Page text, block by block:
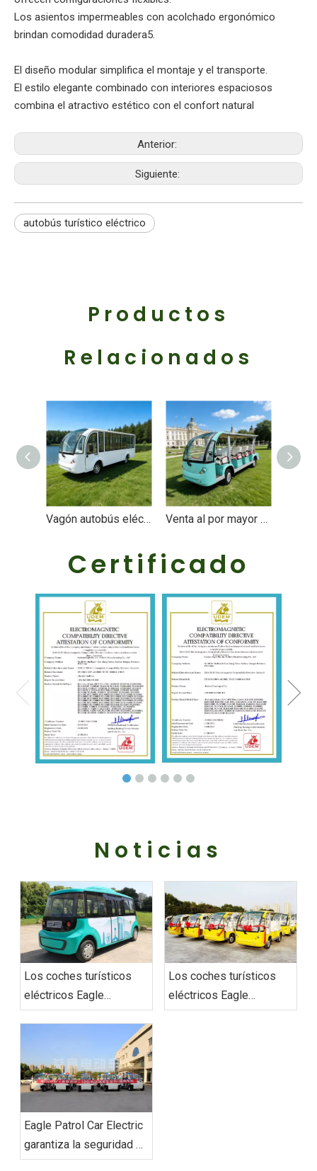
Los asientos impermeables con acolchado ergonómico
brindan comodidad duradera‌5.
El diseño modular simplifica el montaje y el transporte‌.
El estilo elegante combinado con interiores espaciosos
combina el atractivo estético con el confort natural‌
Anterior:
Siguiente:
autobús turístico eléctrico
Productos
Relacionados
Vagón autobús eléctrico de diseño personalizado para Amusemint Park - EG6158KF Venta al por mayor de coches turísticos eléctricos de alta calidad con 14 asientos - EG6158K
Certificado
Noticias
Los coches turísticos
eléctricos Eagle
redefinen la movilidad
urbana con soluciones
de transporte de última
generación
Los coches turísticos
eléctricos Eagle
entregan un pedido en
‌Eagle Patrol Car Electric
garantiza la seguridad en
la cumbre BRICS